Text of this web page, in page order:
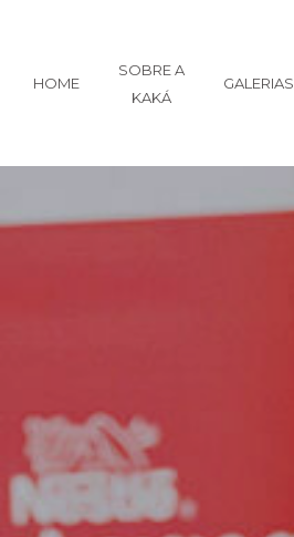
HOME
SOBRE A
KAKÁ
GALERIAS